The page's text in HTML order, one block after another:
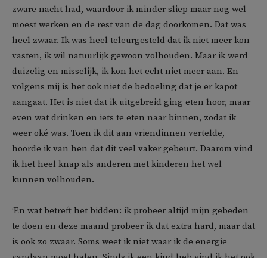
zware nacht had, waardoor ik minder sliep maar nog wel
moest werken en de rest van de dag doorkomen. Dat was
heel zwaar. Ik was heel teleurgesteld dat ik niet meer kon
vasten, ik wil natuurlijk gewoon volhouden. Maar ik werd
duizelig en misselijk, ik kon het echt niet meer aan. En
volgens mij is het ook niet de bedoeling dat je er kapot
aangaat. Het is niet dat ik uitgebreid ging eten hoor, maar
even wat drinken en iets te eten naar binnen, zodat ik
weer oké was. Toen ik dit aan vriendinnen vertelde,
hoorde ik van hen dat dit veel vaker gebeurt. Daarom vind
ik het heel knap als anderen met kinderen het wel
kunnen volhouden.
‘En wat betreft het bidden: ik probeer altijd mijn gebeden
te doen en deze maand probeer ik dat extra hard, maar dat
is ook zo zwaar. Soms weet ik niet waar ik de energie